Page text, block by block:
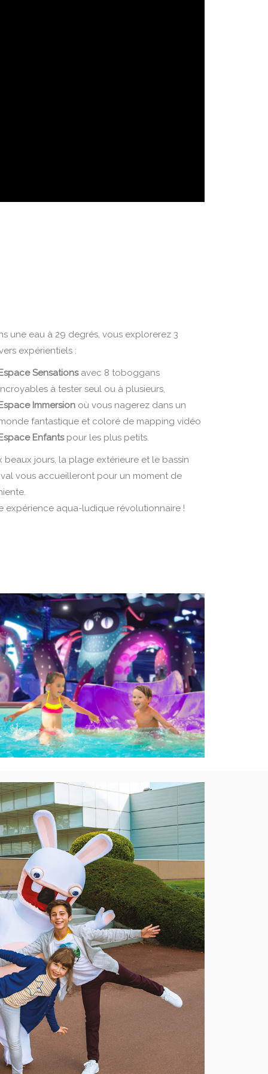
une eau à 29 degrés, vous explorerez 3
expérientiels :
Sensationsavec 8 toboggans
à tester seul ou à plusieurs,
Immersion où vous nagerez dans un
fantastique et coloré de mapping vidéo
Enfantspour les plus petits.
beaux jours, la plage extérieure et le bassin
vous accueilleront pour un moment de
expérience aqua-ludique révolutionnaire !